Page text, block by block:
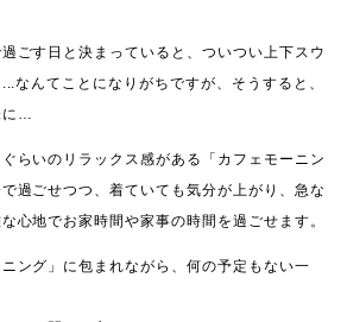
ごす日と決まっていると、ついつい上下スウ
なんてことになりがちですが、そうすると、
に…
らいのリラックス感がある「カフェモーニン
過ごせつつ、着ていても気分が上がり、急な
心地でお家時間や家事の時間を過ごせます。
ング」に包まれながら、何の予定もない一